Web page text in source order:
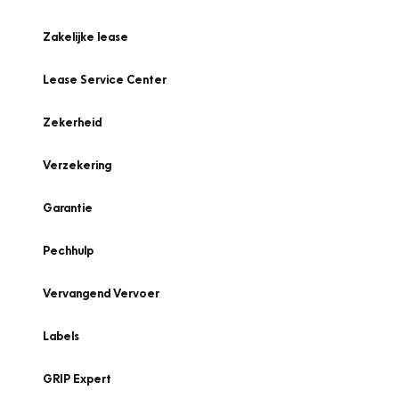
Zakelijke lease
Lease Service Center
Zekerheid
Verzekering
Garantie
Pechhulp
Vervangend Vervoer
Labels
GRIP Expert